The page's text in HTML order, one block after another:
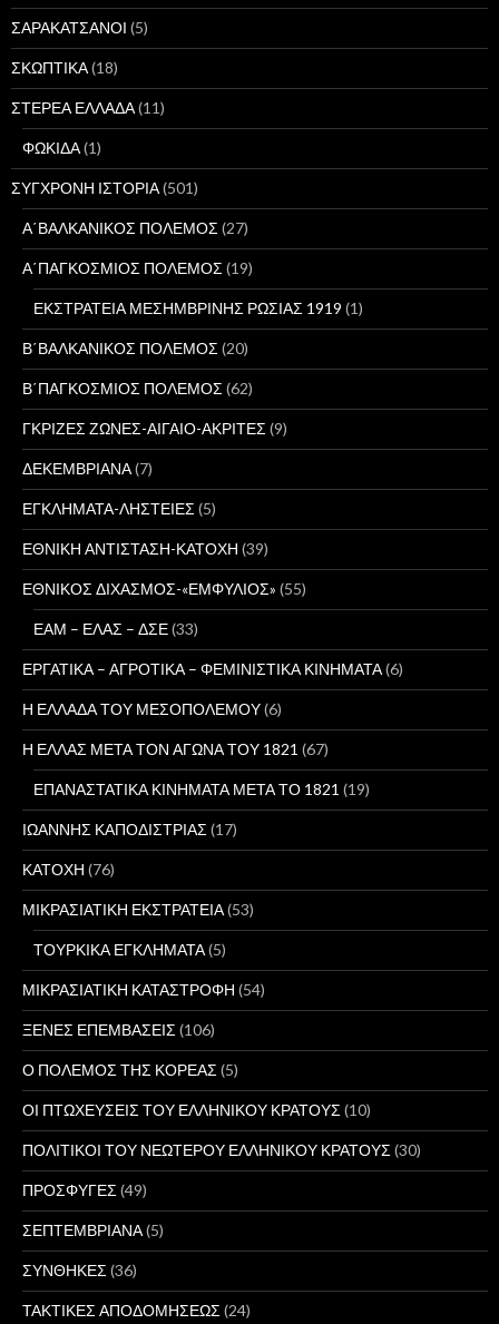
ΣΑΡΑΚΑΤΣΑΝΟΙ (5)
ΣΚΩΠΤΙΚΑ(18)
ΣΤΕΡΕΑ ΕΛΛΑΔΑ(11)
ΦΩΚΙΔΑ(1)
ΣΥΓΧΡΟΝΗ ΙΣΤΟΡΙΑ(501)
Α΄ΒΑΛΚΑΝΙΚΟΣ ΠΟΛΕΜΟΣ (27)
Α΄ΠΑΓΚΟΣΜΙΟΣ ΠΟΛΕΜΟΣ (19)
ΕΚΣΤΡΑΤΕΙΑ ΜΕΣΗΜΒΡΙΝΗΣ ΡΩΣΙΑΣ 1919 (1)
Β΄ΒΑΛΚΑΝΙΚΟΣ ΠΟΛΕΜΟΣ (20)
Β΄ΠΑΓΚΟΣΜΙΟΣ ΠΟΛΕΜΟΣ (62)
ΓΚΡΙΖΕΣ ΖΩΝΕΣ-ΑΙΓΑΙΟ-ΑΚΡΙΤΕΣ (9)
ΔΕΚΕΜΒΡΙΑΝΑ(7)
ΕΓΚΛΗΜΑΤΑ-ΛΗΣΤΕΙΕΣ (5)
ΕΘΝΙΚΗ ΑΝΤΙΣΤΑΣΗ-ΚΑΤΟΧΗ (39)
ΕΘΝΙΚΟΣ ΔΙΧΑΣΜΟΣ-«ΕΜΦΥΛΙΟΣ» (55)
ΕΑΜ – ΕΛΑΣ – ΔΣΕ(33)
ΕΡΓΑΤΙΚΑ – ΑΓΡΟΤΙΚΑ – ΦΕΜΙΝΙΣΤΙΚΑ ΚΙΝΗΜΑΤΑ(6)
Η ΕΛΛΑΔΑ ΤΟΥ ΜΕΣΟΠΟΛΕΜΟΥ(6)
Η ΕΛΛΑΣ ΜΕΤΑ ΤΟΝ ΑΓΩΝΑ ΤΟΥ 1821 (67)
ΕΠΑΝΑΣΤΑΤΙΚΑ ΚΙΝΗΜΑΤΑ ΜΕΤΑ ΤΟ 1821 (19)
ΙΩΑΝΝΗΣ ΚΑΠΟΔΙΣΤΡΙΑΣ (17)
ΚΑΤΟΧΗ (76)
ΜΙΚΡΑΣΙΑΤΙΚΗ ΕΚΣΤΡΑΤΕΙΑ(53)
ΤΟΥΡΚΙΚΑ ΕΓΚΛΗΜΑΤΑ(5)
ΜΙΚΡΑΣΙΑΤΙΚΗ ΚΑΤΑΣΤΡΟΦΗ (54)
ΞΕΝΕΣ ΕΠΕΜΒΑΣΕΙΣ (106)
Ο ΠΟΛΕΜΟΣ ΤΗΣ ΚΟΡΕΑΣ (5)
ΟΙ ΠΤΩΧΕΥΣΕΙΣ ΤΟΥ ΕΛΛΗΝΙΚΟΥ ΚΡΑΤΟΥΣ (10)
ΠΟΛΙΤΙΚΟΙ ΤΟΥ ΝΕΩΤΕΡΟΥ ΕΛΛΗΝΙΚΟΥ ΚΡΑΤΟΥΣ (30)
ΠΡΟΣΦΥΓΕΣ (49)
ΣΕΠΤΕΜΒΡΙΑΝΑ(5)
ΣΥΝΘΗΚΕΣ (36)
ΤΑΚΤΙΚΕΣ ΑΠΟΔΟΜΗΣΕΩΣ (24)